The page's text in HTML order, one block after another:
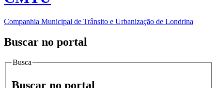
Companhia Municipal de Trânsito e Urbanização de Londrina
Buscar no portal
Busca
Buscar no portal